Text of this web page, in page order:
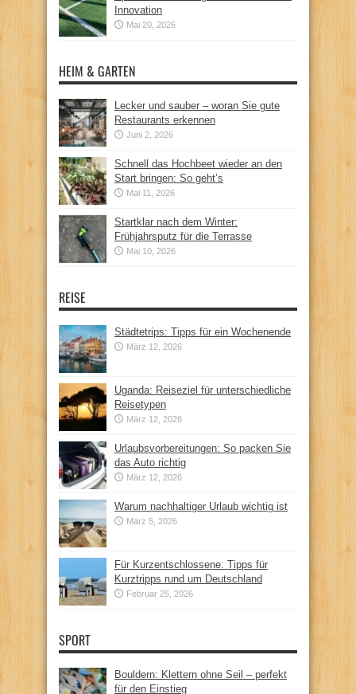
Innovation
Mai 20, 2026
HEIM & GARTEN
Lecker und sauber – woran Sie gute
Restaurants erkennen
Juni 2, 2026
Schnell das Hochbeet wieder an den
Start bringen: So geht’s
Mai 11, 2026
Startklar nach dem Winter:
Frühjahrsputz für die Terrasse
Mai 10, 2026
REISE
Städtetrips: Tipps für ein Wochenende
März 12, 2026
Uganda: Reiseziel für unterschiedliche
Reisetypen
März 12, 2026
Urlaubsvorbereitungen: So packen Sie
das Auto richtig
März 12, 2026
Warum nachhaltiger Urlaub wichtig ist
März 5, 2026
Für Kurzentschlossene: Tipps für
Kurztripps rund um Deutschland
Februar 25, 2026
SPORT
Bouldern: Klettern ohne Seil – perfekt
für den Einstieg